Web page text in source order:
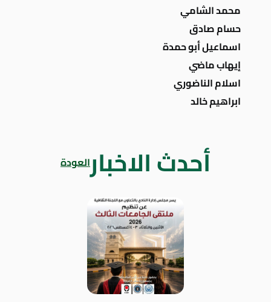
محمد الشامي
حسام صادق
اسماعيل أبو حمدة
إيهاب ماضي
اسلام الناضوري
ابراهيم خالد
أحدث الاخبارالعودة